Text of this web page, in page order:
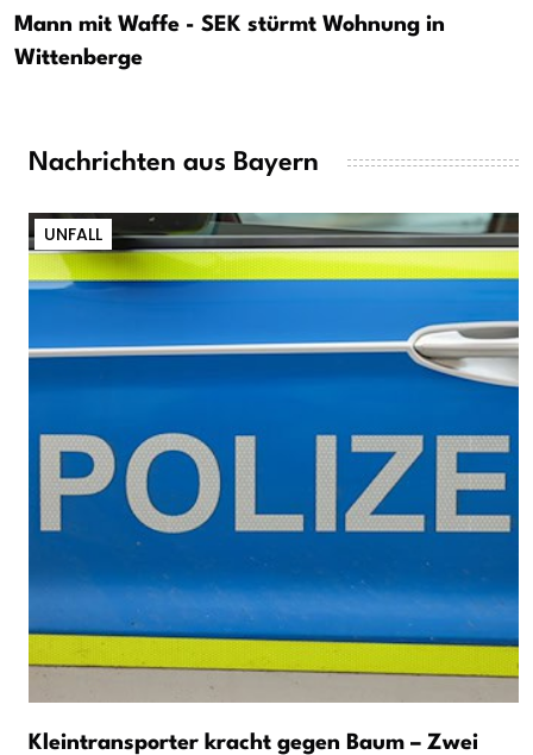
Mann mit Waffe - SEK stürmt Wohnung in
Wittenberge
Nachrichten aus Bayern
UNFALL
Kleintransporter kracht gegen Baum – Zwei